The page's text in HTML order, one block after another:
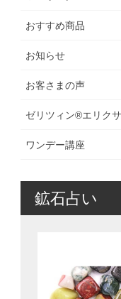
おすすめ商品
お知らせ
お客さまの声
ゼリツィン®️エリク
ワンデー講座
鉱石占い